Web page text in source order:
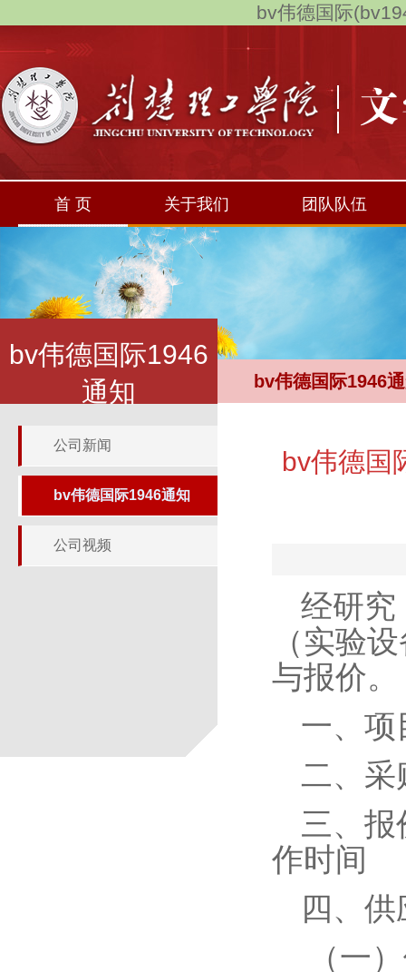
bv伟德国际
首 页 关于我们 团队队伍
bv伟德国际1946
通知
bv伟德国际1946
公司新闻
bv伟德国际1946通知
公司视频
bv伟德国
经研究
（实验
与报价。
一、项
二、采
三、
作时间
四、
（一